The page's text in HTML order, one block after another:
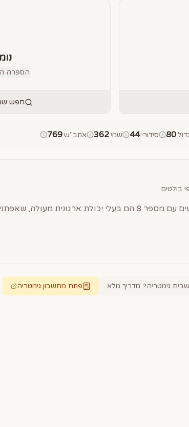
הספרה
חפש
גדול:
80 סידורי:
44 שמי:
362 אתב"ש:
769
בולטים.
גימטריה? מדריך מלא פתח מחשבון גימטריה